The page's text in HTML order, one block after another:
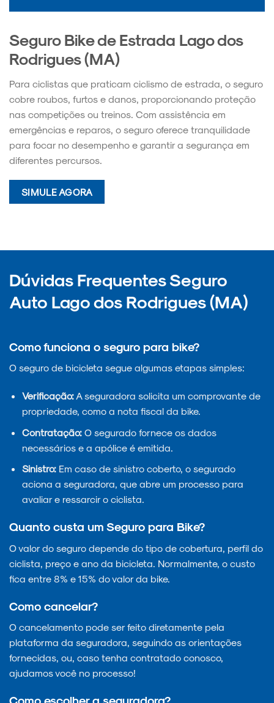
Seguro Bike de Estrada Lago dos
Rodrigues (MA)
Para ciclistas que praticam ciclismo de estrada, o seguro
cobre roubos, furtos e danos, proporcionando proteção
nas competições ou treinos. Com assistência em
emergências e reparos, o seguro oferece tranquilidade
para focar no desempenho e garantir a segurança em
diferentes percursos.
SIMULE AGORA
Dúvidas Frequentes Seguro
Auto Lago dos Rodrigues (MA)
Como funciona o seguro para bike?
O seguro de bicicleta segue algumas etapas simples:
Verificação:A seguradora solicita um comprovante de
propriedade, como a nota fiscal da bike.
Contratação:O segurado fornece os dados
necessários e a apólice é emitida.
Sinistro:Em caso de sinistro coberto, o segurado
aciona a seguradora, que abre um processo para
avaliar e ressarcir o ciclista.
Quanto custa um Seguro para Bike?
O valor do seguro depende do tipo de cobertura, perfil do
ciclista, preço e ano da bicicleta. Normalmente, o custo
fica entre 8% e 15% do valor da bike.
Como cancelar?
O cancelamento pode ser feito diretamente pela
plataforma da seguradora, seguindo as orientações
fornecidas, ou, caso tenha contratado conosco,
ajudamos você no processo!
Como escolher a seguradora?